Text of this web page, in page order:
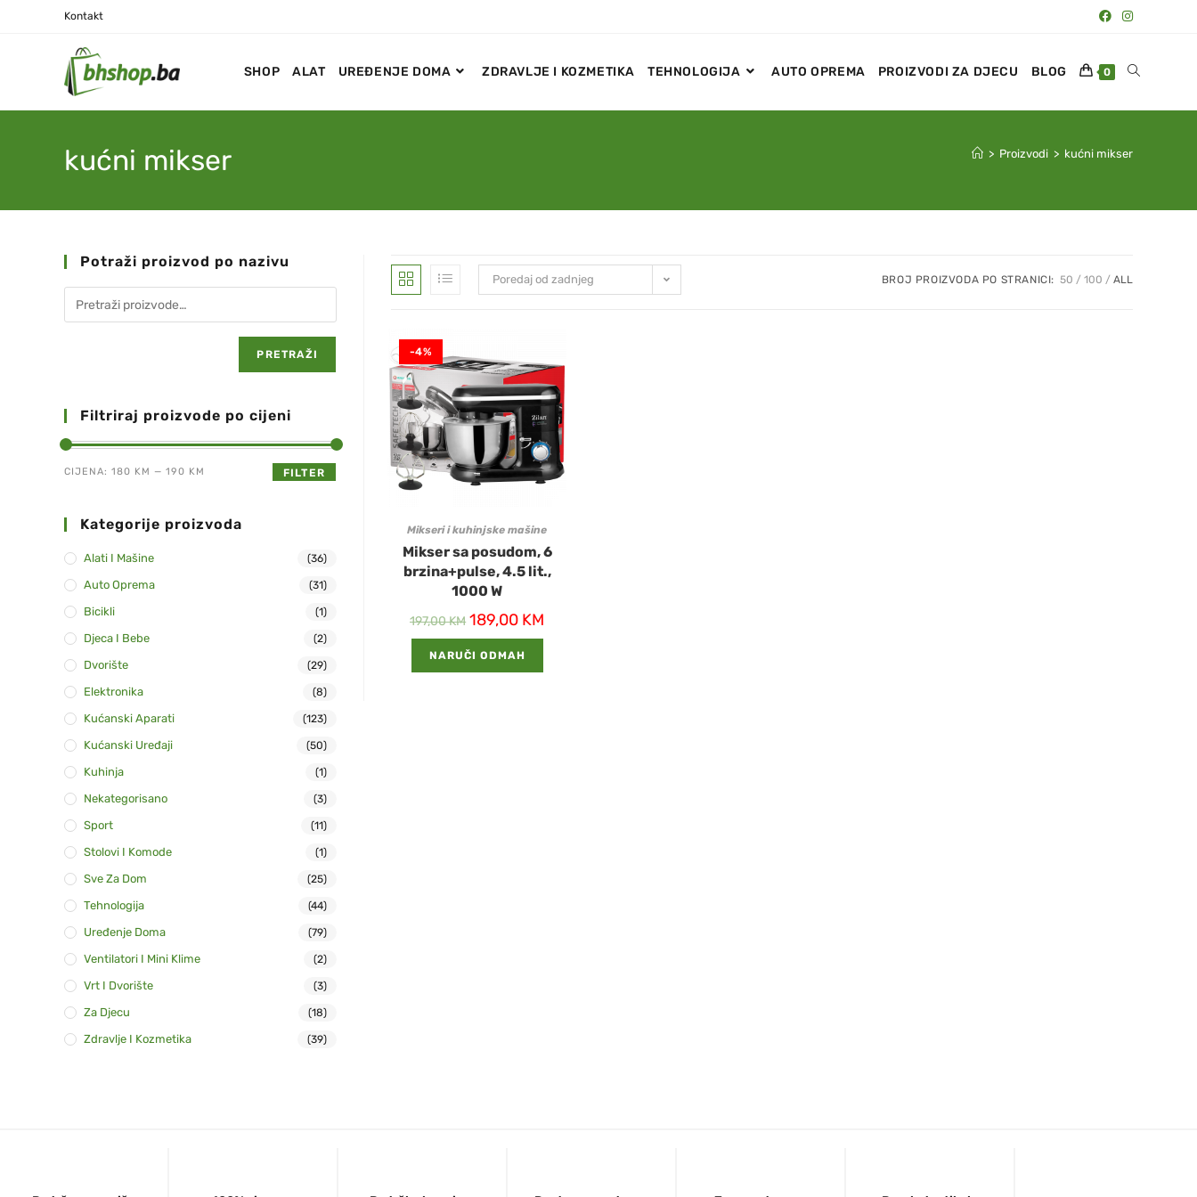
Kontakt
SHOP ALAT UREĐENJE DOMA ZDRAVLJE I KOZMETIKA TEHNOLOGIJA AUTO OPREMA PROIZVODI ZA DJECU BLOG 0
kućni mikser > Proizvodi > kućni mikser
Poredaj od zadnjeg BROJ PROIZVODA PO STRANICI: 50 100 ALL
-4%
Mikseri i kuhinjske mašine
Mikser sa posudom, 6
brzina+pulse, 4.5 lit.,
1000 W
197,00KM 189,00 KM
NARUČI ODMAH
Potraži proizvod po nazivu
PRETRAŽI
Filtriraj proizvode po cijeni
FILTER
CIJENA: 180 KM — 190 KM
Kategorije proizvoda
Alati I Mašine (36)
Auto Oprema (31)
Bicikli (1)
Djeca I Bebe (2)
Dvorište (29)
Elektronika (8)
Kućanski Aparati (123)
Kućanski Uređaji (50)
Kuhinja (1)
Nekategorisano (3)
Sport (11)
Stolovi I Komode (1)
Sve Za Dom (25)
Tehnologija (44)
Uređenje Doma (79)
Ventilatori I Mini Klime (2)
Vrt I Dvorište (3)
Za Djecu (18)
Zdravlje I Kozmetika (39)